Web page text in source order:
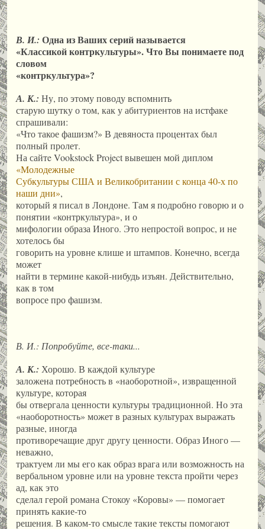
В. И.: Одна из Ваших серий называется
«Классикой контркультуры». Что Вы понимаете под
словом
«контркультура»?
А. К.: Ну, по этому поводу вспомнить
старую шутку о том, как у абитуриентов на истфаке
спрашивали:
«Что такое фашизм?» В девяноста процентах был
полный пролет.
На сайтe Vookstock Project вывешен мой диплом
«Молодежные
Субкультуры США и Великобритании с конца 40-х по
наши дни»,
который я писал в Лондоне. Там я подробно говорю и о
понятии «контркультура», и о
мифологии образа Иного. Это непростой вопрос, и не
хотелось бы
говорить на уровне клише и штампов. Конечно, всегда
может
найти в термине какой-нибудь изъян. Действительно,
как в том
вопросе про фашизм.
В. И.: Попробуйте, все-таки...
А. К.: Хорошо. В каждой культуре
заложена потребность в «наоборотной», извращенной
культуре, которая
бы отвергала ценности культуры традиционной. Но эта
«наоборотность» может в разных культурах выражать
разные, иногда
противоречащие друг другу ценности. Образ Иного —
неважно,
трактуем ли мы его как образ врага или возможность на
вербальном уровне или на уровне текста пройти через
ад, как это
сделал герой романа Стокоу «Коровы» — помогает
принять какие-то
решения. В каком-то смысле такие тексты помогают